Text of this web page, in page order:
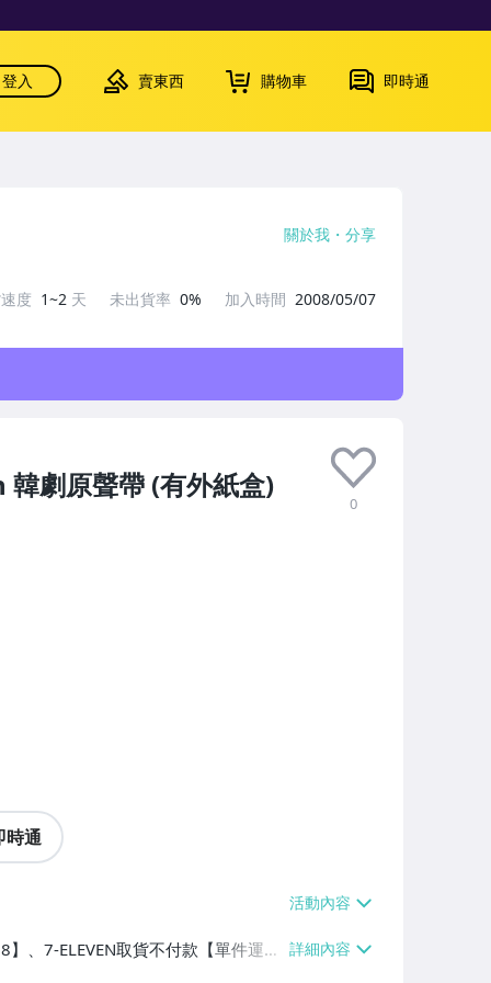
登入 賣東西 購物車 即時通
劇原聲帶 (有外紙盒)
0
時通
、7-ELEVEN取貨不付款【單件運費
關於我 分享
度 1~2 天 未出貨率 0% 加入時間 2008/05/07